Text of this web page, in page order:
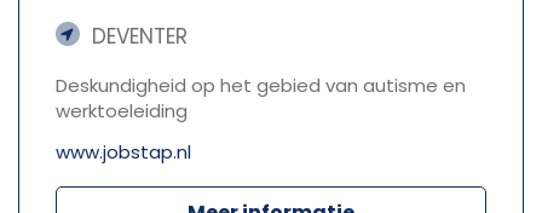
DEVENTER
Deskundigheid op het gebied van autisme en
werktoeleiding
www.jobstap.nl